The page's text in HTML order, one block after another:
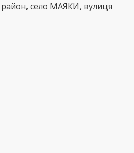
село МАЯКИ, вулиця